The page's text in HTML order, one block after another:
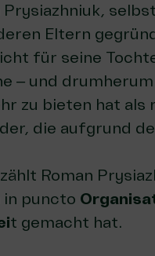
Prysiazhniuk,
Eltern
für seine
– und
zu bieten hat
die aufgrund
Roman
in puncto
t gemacht hat.